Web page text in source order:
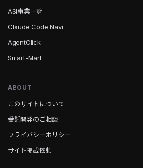
ASI事業一覧
Claude Code Navi
AgentClick
Smart-Mart
ABOUT
このサイトについて
受託開発のご相談
プライバシーポリシー
サイト掲載依頼